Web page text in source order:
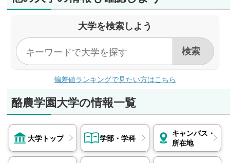
大学を検索しよう
偏差値ランキングで見たい方はこちら
酪農学園大学の情報一覧
大学トップ 学部・学科
キャンパス・
所在地